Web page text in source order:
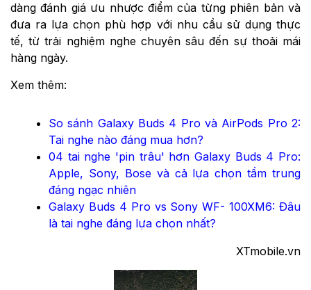
dàng đánh giá ưu nhược điểm của từng phiên bản và
đưa ra lựa chọn phù hợp với nhu cầu sử dụng thực
tế, từ trải nghiệm nghe chuyên sâu đến sự thoải mái
hàng ngày.
Xem thêm:
So sánh Galaxy Buds 4 Pro và AirPods Pro 2:
Tai nghe nào đáng mua hơn?
04 tai nghe 'pin trâu' hơn Galaxy Buds 4 Pro:
Apple, Sony, Bose và cả lựa chọn tầm trung
đáng ngạc nhiên
Galaxy Buds 4 Pro vs Sony WF- 100XM6: Đâu
là tai nghe đáng lựa chọn nhất?
XTmobile.vn